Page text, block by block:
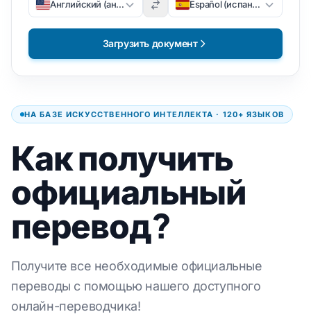
НА БАЗЕ ИСКУССТВЕННОГО ИНТЕЛЛЕКТА · 120+ ЯЗЫКОВ
Как получить
официальный
перевод?
Получите все необходимые официальные
переводы с помощью нашего доступного
онлайн-переводчика!
Английский (английский) Español (испанский)
Загрузить документ